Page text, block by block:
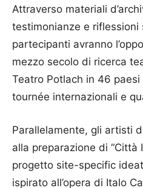
Attraverso materiali
testimonianze e riflessioni
partecipanti avranno
mezzo secolo di ricerca
Teatro Potlach in 46
tournée internazionali e
Parallelamente, gli artisti
alla preparazione di “Città
progetto site-specific
ispirato all’opera di Italo